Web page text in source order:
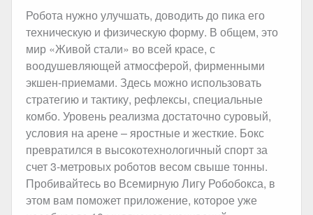
Робота нужно улучшать, доводить до пика его
техническую и физическую форму. В общем, это
мир «Живой стали» во всей красе, с
воодушевляющей атмосферой, фирменными
экшен-приемами. Здесь можно использовать
стратегию и тактику, рефлексы, специальные
комбо. Уровень реализма достаточно суровый,
условия на арене – яростные и жесткие. Бокс
превратился в высокотехнологичный спорт за
счет 3-метровых роботов весом свыше тонны.
Пробивайтесь во Всемирную Лигу Робобокса, в
этом вам поможет приложение, которое уже